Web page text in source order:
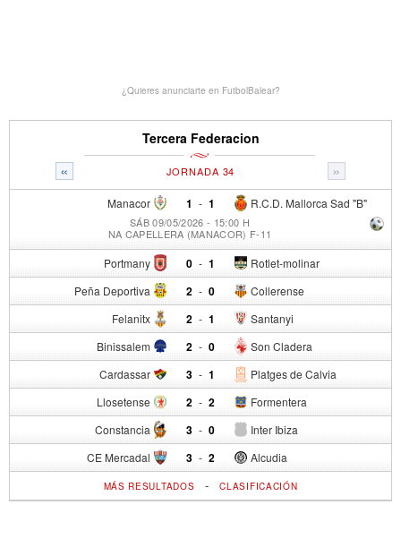
¿Quieres anunciarte en FutbolBalear?
Tercera Federacion
« »
JORNADA 34
Manacor 1 - R.C.D. Mallorca Sad "B"
1
SÁB 09/05/2026 - 15:00 H
NA CAPELLERA (MANACOR) F-11
Portmany 0 - Rotlet-molinar
1
Peña Deportiva 2 - Collerense
0
Felanitx 2 - Santanyi
1
Binissalem 2 - Son Cladera
0
Cardassar 3 - Platges de Calvia
1
Llosetense 2 - Formentera
2
Constancia 3 - Inter Ibiza
0
CE Mercadal 3 - Alcudia
2
MÁS RESULTADOS -CLASIFICACIÓN